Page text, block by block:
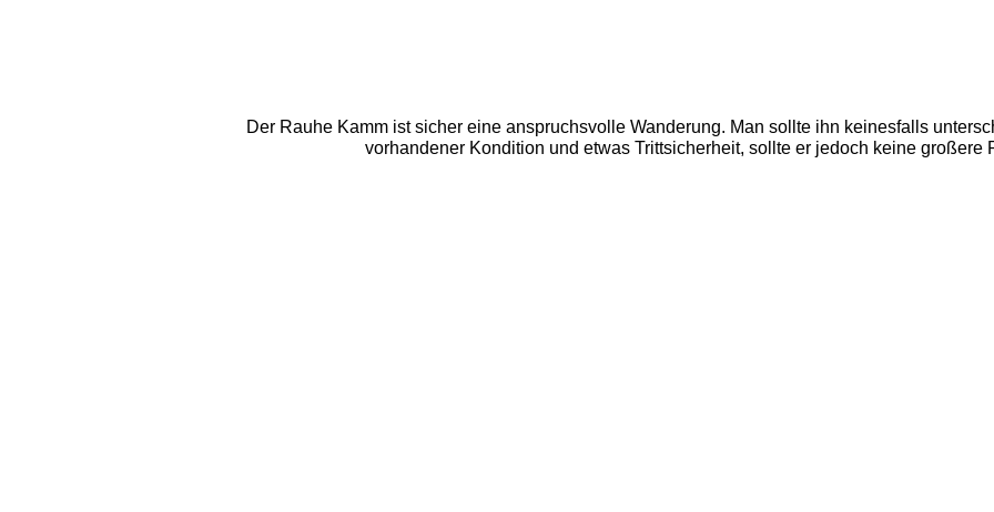
Der Rauhe Kamm ist sicher eine anspruchsvolle Wanderung. Man sollte ihn keinesfalls
vorhandener Kondition und etwas Trittsicherheit, sollte er jedoch keine großere